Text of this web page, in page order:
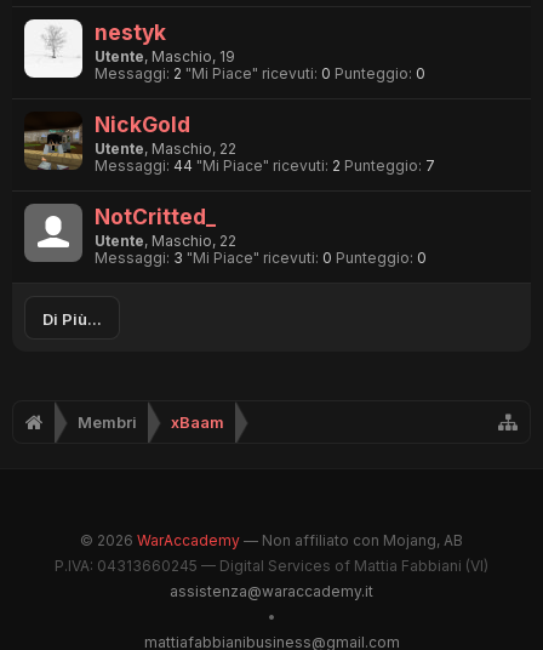
nestyk
Utente, Maschio, 19
Messaggi: 2 "Mi Piace" ricevuti: 0 Punteggio: 0
NickGold
Utente, Maschio, 22
Messaggi: 44 "Mi Piace" ricevuti: 2 Punteggio: 7
NotCritted_
Utente, Maschio, 22
Messaggi: 3 "Mi Piace" ricevuti: 0 Punteggio: 0
Di Più...
Membri xBaam
© 2026 WarAccademy — Non affiliato con Mojang, AB
P.IVA: 04313660245 — Digital Services of Mattia Fabbiani (VI)
assistenza@waraccademy.it
•
mattiafabbianibusiness@gmail.com